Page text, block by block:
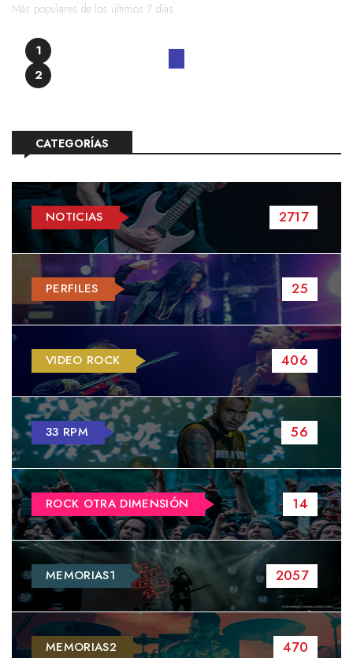
Más populares de los últimos 7 días
1
2
CATEGORÍAS
NOTICIAS 2717
PERFILES 25
VIDEO ROCK 406
33 RPM 56
ROCK OTRA DIMENSIÓN 14
MEMORIAS1 2057
MEMORIAS2 470